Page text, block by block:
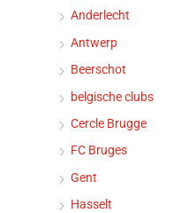
Anderlecht
Antwerp
Beerschot
belgische clubs
Cercle Brugge
FC Bruges
Gent
Hasselt